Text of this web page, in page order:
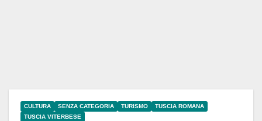
CULTURA SENZA CATEGORIA TURISMO
TUSCIA ROMANA
TUSCIA VITERBESE